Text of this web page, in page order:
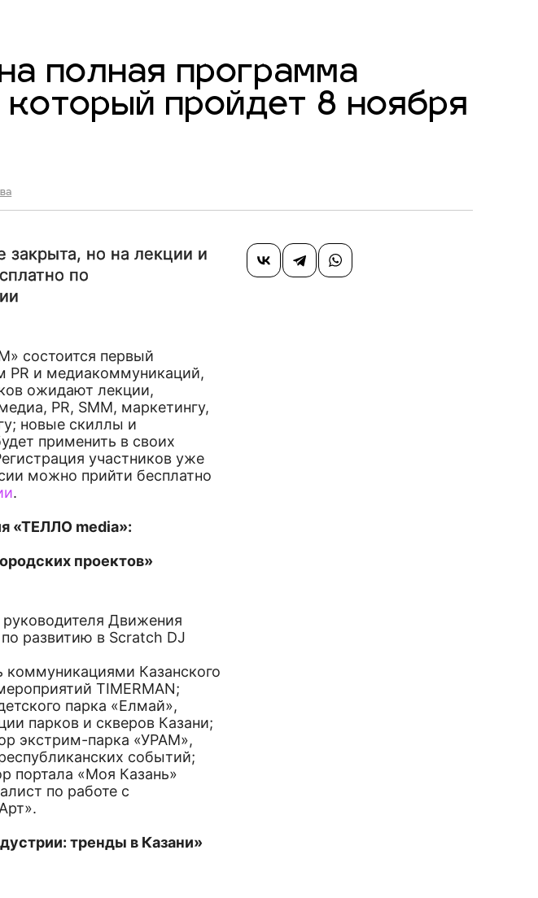
полная программа
который пройдет 8 ноября
закрыта, но на лекции и
по
состоится первый
PR и медиакоммуникаций,
ожидают лекции,
PR, SMM, маркетингу,
новые скиллы и
применить в своих
участников уже
можно прийти бесплатно
.
«ТЕЛЛО media»:
проектов»
Движения
развитию в Scratch DJ
Казанского
TIMERMAN;
парка «Елмай»,
парков и скверов Казани;
экстрим-парка «УРАМ»,
событий;
портала «Моя Казань»
по работе с
тренды в Казани»